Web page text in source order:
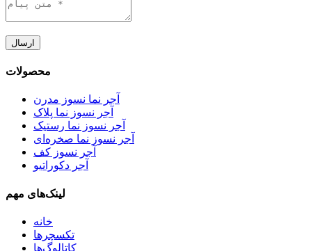
ارسال
محصولات
آجر نما نسوز مدرن
آجر نسوز نما پلاک
آجر نسوز نما رستیک
آجر نسوز نما صخره‌ای
آجر نسوز کف
آجر دکوراتیو
لینک‌های مهم
خانه
تکسچرها
کاتالوگ‌ها